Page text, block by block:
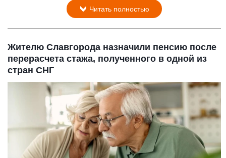
Читать полностью
Жителю Славгорода назначили пенсию после
перерасчета стажа, полученного в одной из
стран СНГ